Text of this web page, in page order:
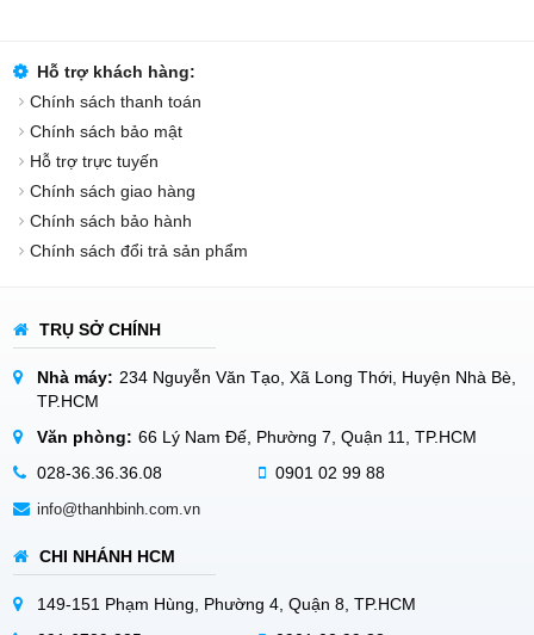
Hỗ trợ khách hàng:
Chính sách thanh toán
Chính sách bảo mật
Hỗ trợ trực tuyến
Chính sách giao hàng
Chính sách bảo hành
Chính sách đổi trả sản phẩm
TRỤ SỞ CHÍNH
Nhà máy: 234 Nguyễn Văn Tạo, Xã Long Thới, Huyện Nhà Bè,
TP.HCM
Văn phòng: 66 Lý Nam Đế, Phường 7, Quận 11, TP.HCM
028-36.36.36.08
0901 02 99 88
info@thanhbinh.com.vn
CHI NHÁNH HCM
149-151 Phạm Hùng, Phường 4, Quận 8, TP.HCM